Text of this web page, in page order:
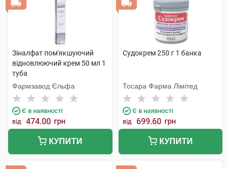
Зіналфат пом'якшуючий
відновлюючий крем 50 мл 1
туба
Фармзавод Єльфа
Є в наявності
від 474.00 грн
КУПИТИ
Судокрем 250 г 1 банка
Тосара Фарма Лімітед
Є в наявності
від 699.60 грн
КУПИТИ